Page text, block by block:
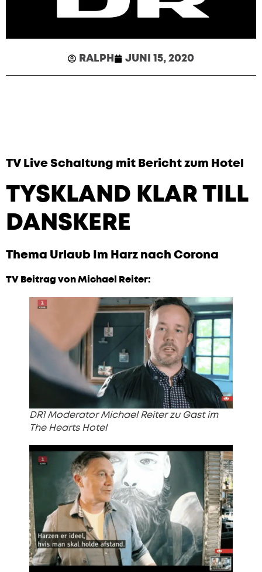
RALPH JUNI 15, 2020
TV Live Schaltung mit Bericht zum Hotel
TYSKLAND KLAR TILL
DANSKERE
Thema Urlaub Im Harz nach Corona
TV Beitrag von Michael Reiter:
DR1 Moderator Michael Reiter zu Gast im
The Hearts Hotel